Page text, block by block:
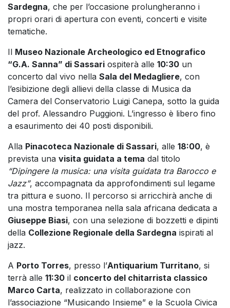
Sardegna, che per l’occasione prolungheranno i
propri orari di apertura con eventi, concerti e visite
tematiche.
Il Museo Nazionale Archeologico ed Etnografico
“G.A. Sanna” di Sassari ospiterà alle 10:30 un
concerto dal vivo nella Sala del Medagliere, con
l’esibizione degli allievi della classe di Musica da
Camera del Conservatorio Luigi Canepa, sotto la guida
del prof. Alessandro Puggioni. L’ingresso è libero fino
a esaurimento dei 40 posti disponibili.
Alla Pinacoteca Nazionale di Sassari, alle 18:00, è
prevista una visita guidata a tema dal titolo
“Dipingere la musica: una visita guidata tra Barocco e
Jazz”, accompagnata da approfondimenti sul legame
tra pittura e suono. Il percorso si arricchirà anche di
una mostra temporanea nella sala africana dedicata a
Giuseppe Biasi, con una selezione di bozzetti e dipinti
della Collezione Regionale della Sardegna ispirati al
jazz.
A Porto Torres, presso l’Antiquarium Turritano, si
terrà alle 11:30 il concerto del chitarrista classico
Marco Carta, realizzato in collaborazione con
l’associazione “Musicando Insieme” e la Scuola Civica